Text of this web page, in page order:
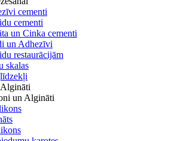
cementi
cementi
un Cinka cementi
un Adhezīvi
restaurācijām
skalas
un Algināti